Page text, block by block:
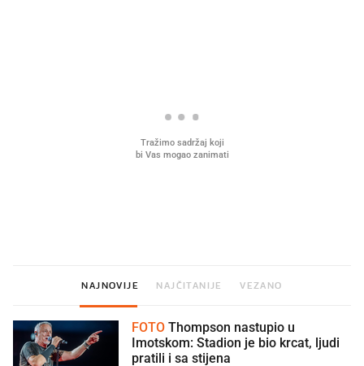
NAJNOVIJE NAJČITANIJE VEZANO
FOTO
Imotskom: Stadion je bio krcat, ljudi
pratili i sa stijena